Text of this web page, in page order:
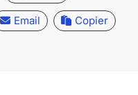
Email Copier